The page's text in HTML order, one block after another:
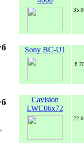
35
Sony BC-U1
8
Cavision
LWC06x72
22